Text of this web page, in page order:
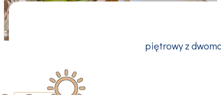
piętrowy z